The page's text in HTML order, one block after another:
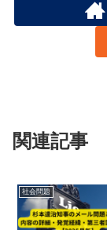
関連記事
社会問題